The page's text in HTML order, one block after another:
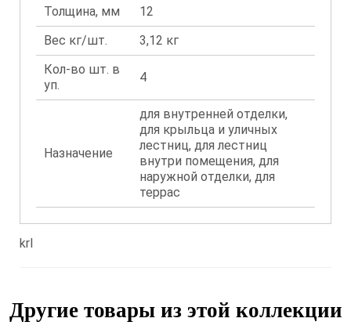
Толщина, мм
12
Вес кг/шт.
3,12 кг
Кол-во шт. в
уп.
4
Назначение
для внутренней отделки,
для крыльца и уличных
лестниц, для лестниц
внутри помещения, для
наружной отделки, для
террас
krl
Другие товары из этой коллекции